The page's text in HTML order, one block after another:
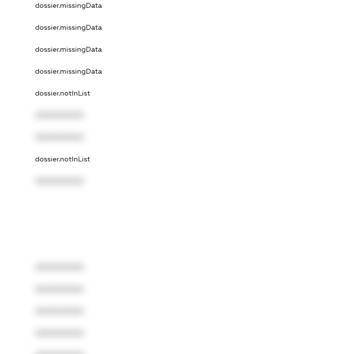
dossier.missingData
dossier.missingData
dossier.missingData
dossier.missingData
dossier.notInList
dossier.notInList